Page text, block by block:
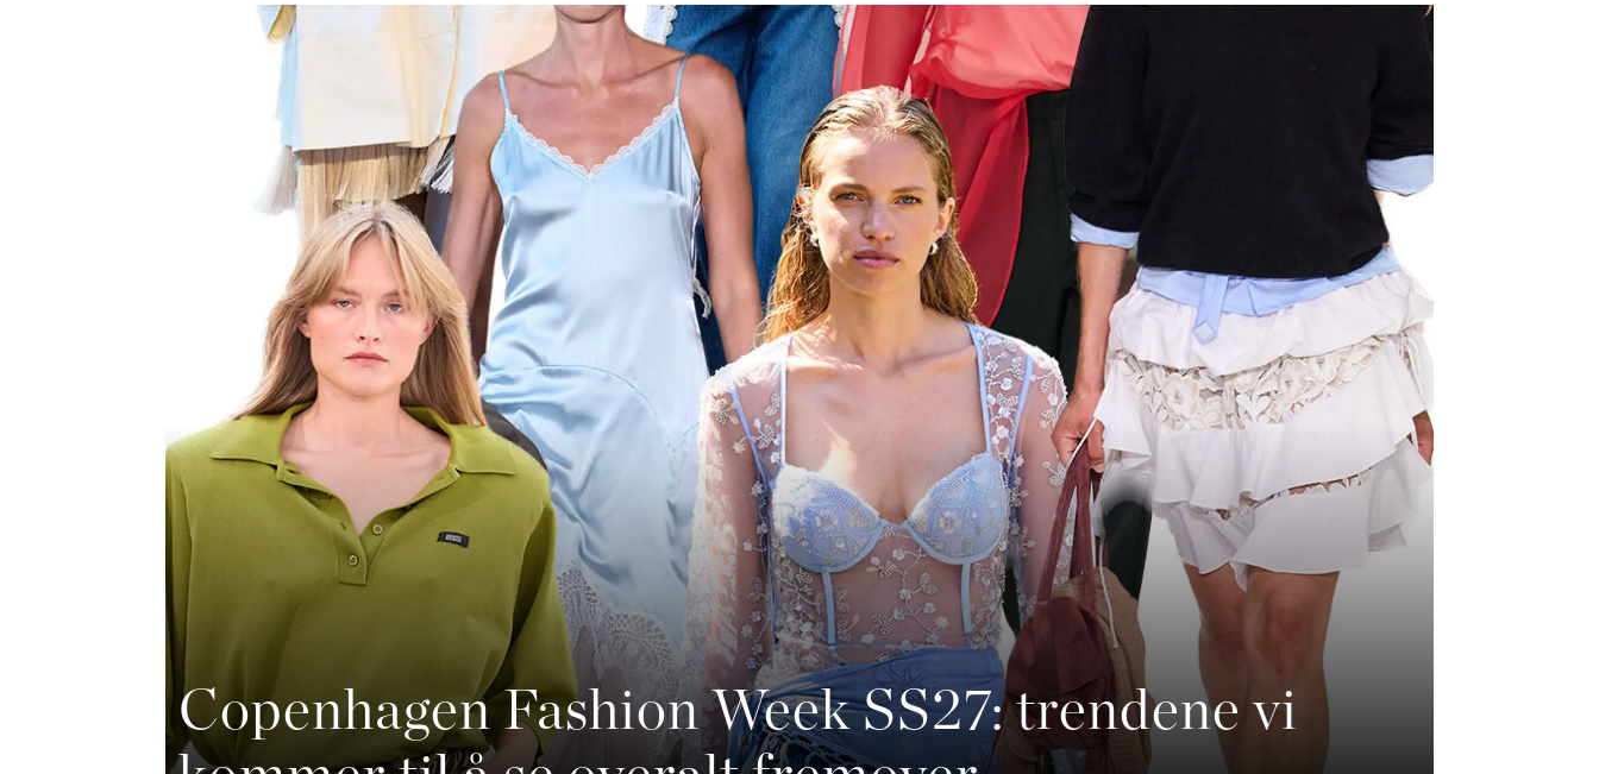
Copenhagen Fashion Week SS27: trendene vi